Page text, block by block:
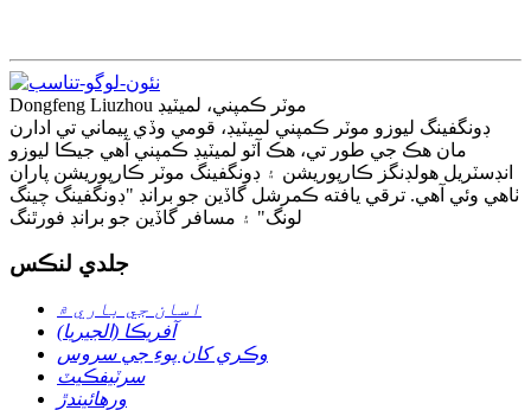
Dongfeng Liuzhou موٽر ڪمپني، لميٽيڊ
ڊونگفينگ ليوزو موٽر ڪمپني لميٽيڊ، قومي وڏي پيماني تي ادارن
مان هڪ جي طور تي، هڪ آٽو لميٽيڊ ڪمپني آهي جيڪا ليوزو
انڊسٽريل هولڊنگز ڪارپوريشن ۽ ڊونگفينگ موٽر ڪارپوريشن پاران
ٺاهي وئي آهي. ترقي يافته ڪمرشل گاڏين جو برانڊ "ڊونگفينگ چينگ
لونگ" ۽ مسافر گاڏين جو برانڊ فورٿنگ
جلدي لنڪس
اسان جي باري ۾
آفريڪا (الجيريا)
وڪري کان پوءِ جي سروس
سرٽيفڪيٽ
ورهائيندڙ